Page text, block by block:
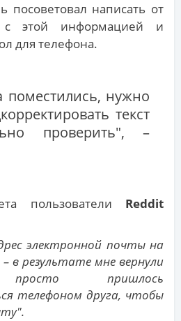
посоветовал написать от
с этой информацией и
для телефона.
поместились, нужно
текст
проверить", –
пользователи Reddit
электронной почты на
в результате мне вернули
пришлось
телефоном друга, чтобы